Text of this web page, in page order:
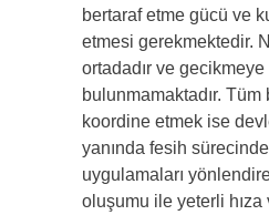
bertaraf etme gücü ve
etmesi gerekmektedir.
ortadadır ve gecikmeye
bulunmamaktadır. Tüm
koordine etmek ise
yanında fesih
uygulamaları
oluşumu ile yeterli